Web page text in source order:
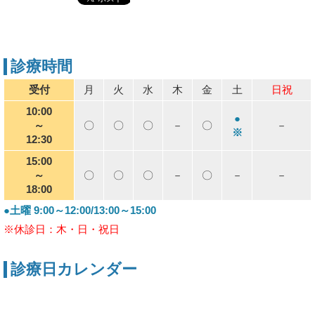
診療時間
受付 月 火 水 木 金 土
日祝
10:00
～
12:30
〇 〇 〇 － 〇
●
※
－
15:00
～
18:00
〇 〇 〇 － 〇 － －
●土曜 9:00～12:00/13:00～15:00
※休診日：木・日・祝日
診療日カレンダー